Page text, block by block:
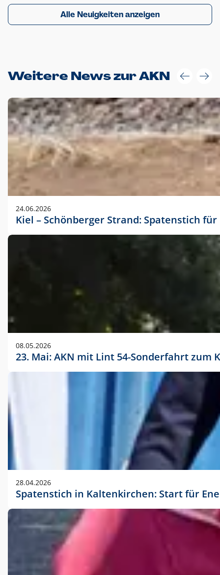
Alle Neuigkeiten anzeigen
Weitere News zur AKN
24.06.2026
Kiel – Schönberger Strand: Spatenstich
08.05.2026
23. Mai: AKN mit Lint 54-Sonderfahrt
28.04.2026
Spatenstich in Kaltenkirchen: Start für